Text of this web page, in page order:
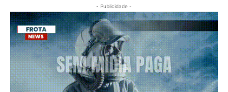
- Publicidade -